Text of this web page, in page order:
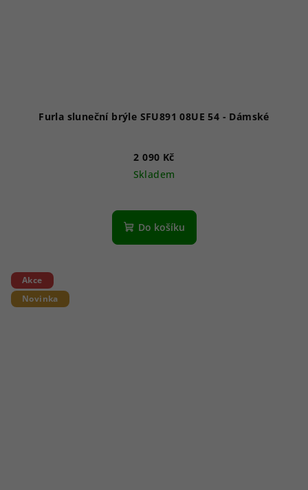
Furla sluneční brýle SFU891 08UE 54 - Dámské
2 090 Kč
Skladem
Do košíku
Akce
Novinka